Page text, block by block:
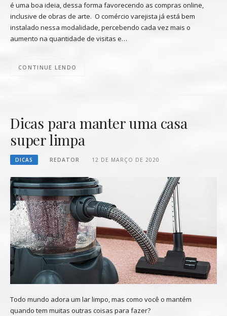
é uma boa ideia, dessa forma favorecendo as compras online,
inclusive de obras de arte. O comércio varejista já está bem
instalado nessa modalidade, percebendo cada vez mais o
aumento na quantidade de visitas e…
CONTINUE LENDO
Dicas para manter uma casa
super limpa
DICAS REDATOR 12 DE MARÇO DE 2020
Todo mundo adora um lar limpo, mas como você o mantém
quando tem muitas outras coisas para fazer?